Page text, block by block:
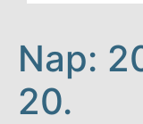
Nap:
20.